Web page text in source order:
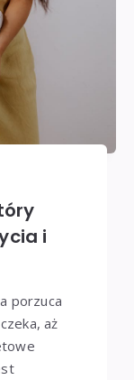
i
porzuca
aż